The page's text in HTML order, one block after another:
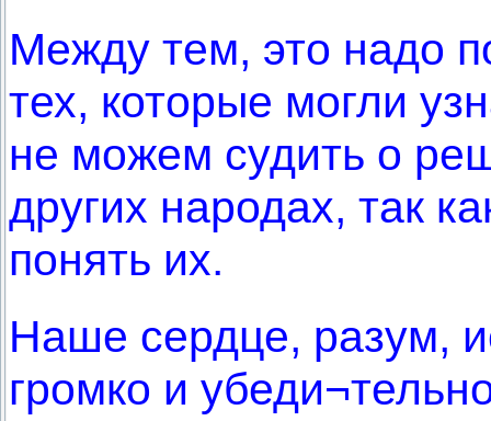
Между тем, это надо
тех, которые могли
не можем судить о
других народах, так
понять их.
Наше сердце, разум,
громко и